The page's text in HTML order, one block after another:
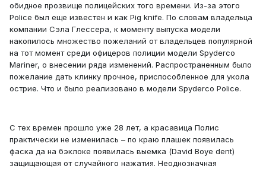
обидное прозвище полицейских того времени. Из-за этого
Police был еще известен и как Pig knife. По словам владельца
компании Сэла Глессера, к моменту выпуска модели
накопилось множество пожеланий от владельцев популярной
на тот момент среди офицеров полиции модели Spyderco
Mariner, о внесении ряда изменений. Распространенным было
пожелание дать клинку прочное, приспособленное для укола
острие. Что и было реализовано в модели Spyderco Police.
С тех времен прошло уже 28 лет, а красавица Полис
практически не изменилась – по краю плашек появилась
фаска да на бэклоке появилась выемка (David Boye dent)
защищающая от случайного нажатия. Неоднозначная